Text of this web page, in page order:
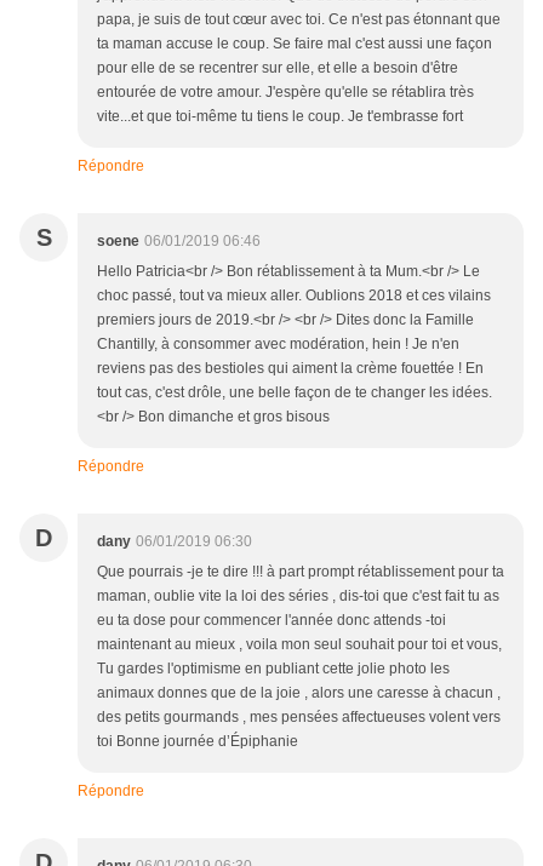
papa, je suis de tout cœur avec toi. Ce n'est pas étonnant que
ta maman accuse le coup. Se faire mal c'est aussi une façon
pour elle de se recentrer sur elle, et elle a besoin d'être
entourée de votre amour. J'espère qu'elle se rétablira très
vite...et que toi-même tu tiens le coup. Je t'embrasse fort
Répondre
S soene 06/01/2019 06:46
Hello Patricia<br /> Bon rétablissement à ta Mum.<br /> Le
choc passé, tout va mieux aller. Oublions 2018 et ces vilains
premiers jours de 2019.<br /> <br /> Dites donc la Famille
Chantilly, à consommer avec modération, hein ! Je n'en
reviens pas des bestioles qui aiment la crème fouettée ! En
tout cas, c'est drôle, une belle façon de te changer les idées.
<br /> Bon dimanche et gros bisous
Répondre
D dany 06/01/2019 06:30
Que pourrais -je te dire !!! à part prompt rétablissement pour ta
maman, oublie vite la loi des séries , dis-toi que c'est fait tu as
eu ta dose pour commencer l'année donc attends -toi
maintenant au mieux , voila mon seul souhait pour toi et vous,
Tu gardes l'optimisme en publiant cette jolie photo les
animaux donnes que de la joie , alors une caresse à chacun ,
des petits gourmands , mes pensées affectueuses volent vers
toi Bonne journée d’Épiphanie
Répondre